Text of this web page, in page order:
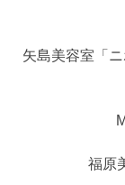
矢島美容室「
福原